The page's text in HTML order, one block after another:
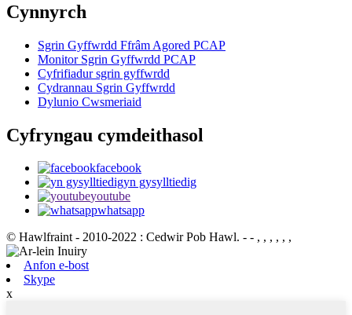
Cynnyrch
Sgrin Gyffwrdd Ffrâm Agored PCAP
Monitor Sgrin Gyffwrdd PCAP
Cyfrifiadur sgrin gyffwrdd
Cydrannau Sgrin Gyffwrdd
Dylunio Cwsmeriaid
Cyfryngau cymdeithasol
facebook
yn gysylltiedig
youtube
whatsapp
© Hawlfraint - 2010-2022 : Cedwir Pob Hawl. - - , , , , , ,
Anfon e-bost
Skype
x